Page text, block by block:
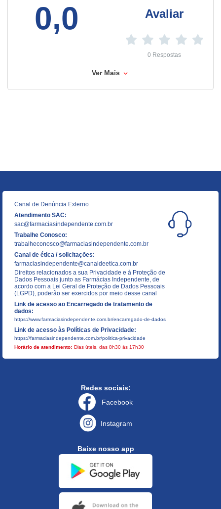
0,0 Avaliar
0 Respostas
Ver Mais
Canal de Denúncia Externo
Atendimento SAC:
sac@farmaciasindependente.com.br
Trabalhe Conosco:
trabalheconosco@farmaciasindependente.com.br
Canal de ética / solicitações:
farmaciasindependente@canaldeetica.com.br
Direitos relacionados a sua Privacidade e à Proteção de
Dados Pessoais junto as Farmácias Independente, de
acordo com a Lei Geral de Proteção de Dados Pessoais
(LGPD), poderão ser exercidos por meio desse canal
Link de acesso ao Encarregado de tratamento de
dados:
https://www.farmaciasindependente.com.br/encarregado-de-dados
Link de acesso às Políticas de Privacidade:
https://farmaciasindependente.com.br/politica-privacidade
Horário de atendimento: Dias úteis, das 8h30 às 17h30
Redes sociais:
Facebook
Instagram
Baixe nosso app